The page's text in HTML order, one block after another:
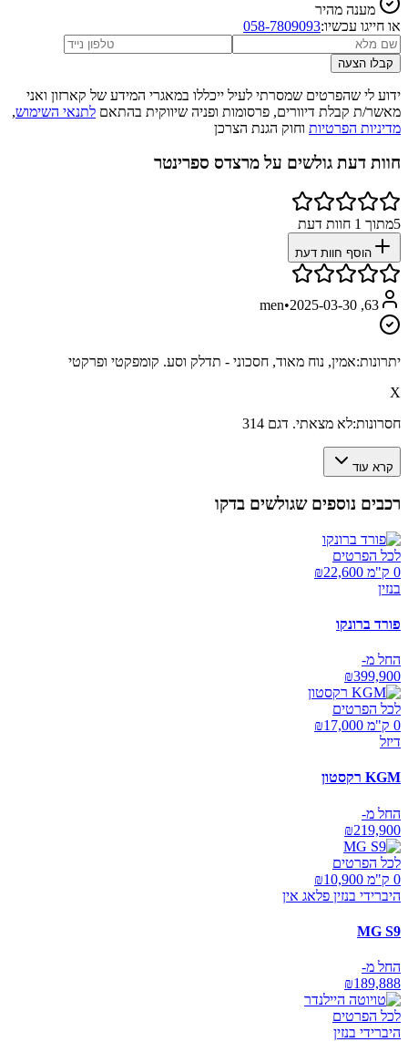
מענה מהיר
או חייגו עכשיו:058-7809093
קבלו הצעה
ידוע לי שהפרטים שמסרתי לעיל ייכללו במאגרי המידע של קארזון ואני
מאשר/ת קבלת דיוורים, פרסומות ופניה שיווקית בהתאם לתנאי השימוש,
מדיניות הפרטיות וחוק הגנת הצרכן
חוות דעת גולשים על מרצדס ספרינטר
5מתוך 1 חוות דעת
הוסף חוות דעת
63, men
•2025-03-30
יתרונות:אמין, נוח מאוד, חסכוני - תדלק וסע. קומפקטי ופרקטי
X
חסרונות:לא מצאתי. דגם 314
קרא עוד
רכבים נוספים שגולשים בדקו
לכל הפרטים
0 ק"מ ₪
22,600
בנזין
פורד ברונקו
החל מ-
₪399,900
לכל הפרטים
0 ק"מ ₪
17,000
דיזל
KGM רקסטון
החל מ-
₪219,900
לכל הפרטים
0 ק"מ ₪
10,900
היברידי בנזין פלאג אין
MG S9
החל מ-
₪189,888
לכל הפרטים
היברידי בנזין